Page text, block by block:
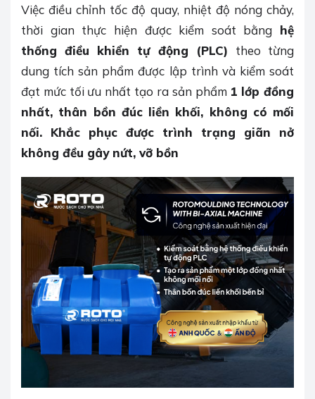
Việc điều chỉnh tốc độ quay, nhiệt độ nóng chảy,
thời gian thực hiện được kiểm soát bằng hệ
thống điều khiển tự động (PLC) theo từng
dung tích sản phẩm được lập trình và kiểm soát
đạt mức tối ưu nhất tạo ra sản phẩm 1 lớp đồng
nhất, thân bồn đúc liền khối, không có mối
nối. Khắc phục được trình trạng giãn nở
không đều gây nứt, vỡ bồn